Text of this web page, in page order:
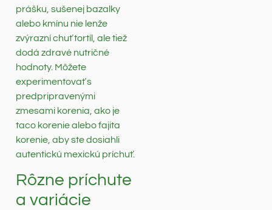
prášku, sušenej bazalky
alebo kmínu nie lenže
zvýrazní chuť tortíl, ale tiež
dodá zdravé nutričné
hodnoty. Môžete
experimentovať s
predpripravenými
zmesami korenia, ako je
taco korenie alebo fajita
korenie, aby ste dosiahli
autentickú mexickú príchuť.
Rôzne príchute
a variácie